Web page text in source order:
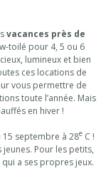
vacances près de
toilé pour 4, 5 ou 6
lumineux et bien
ces locations de
vous permettre de
toute l’année. Mais
en hiver !
15 septembre à 28e C !
Pour les petits,
a ses propres jeux.